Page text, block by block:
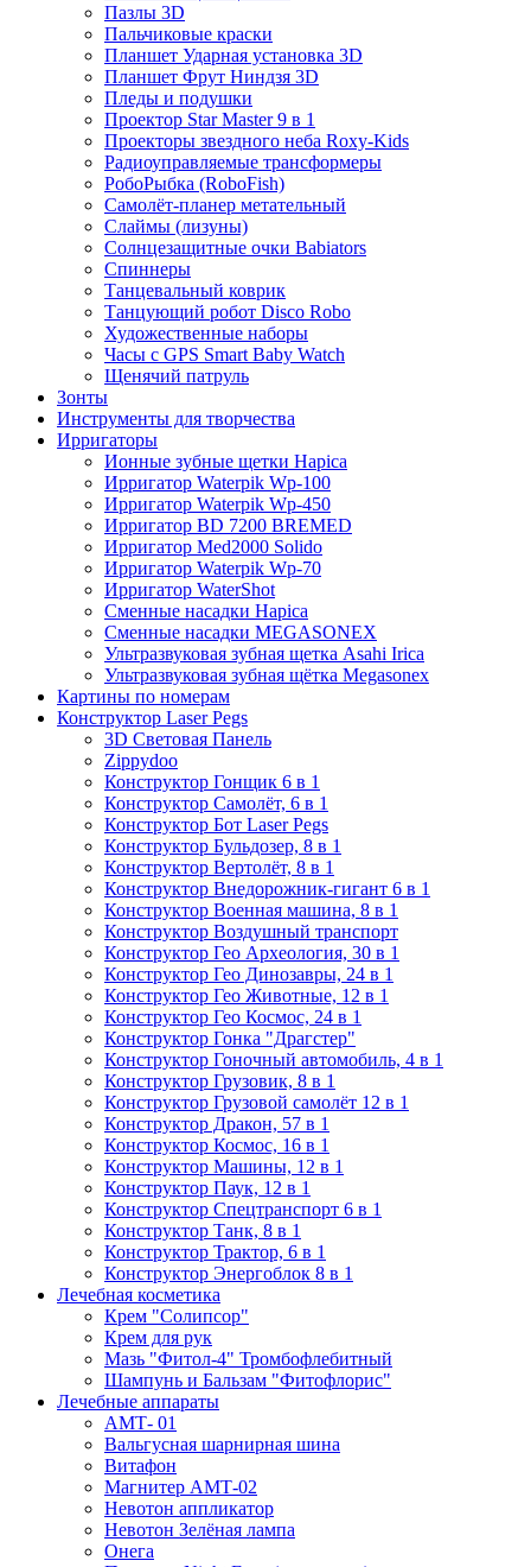
Пазлы 3D
Пальчиковые краски
Планшет Ударная установка 3D
Планшет Фрут Ниндзя 3D
Пледы и подушки
Проектор Star Master 9 в 1
Проекторы звездного неба Roxy-Kids
Радиоуправляемые трансформеры
РобоРыбка (RoboFish)
Самолёт-планер метательный
Слаймы (лизуны)
Солнцезащитные очки Babiators
Спиннеры
Танцевальный коврик
Танцующий робот Disco Robo
Художественные наборы
Часы с GPS Smart Baby Watch
Щенячий патруль
Зонты
Инструменты для творчества
Ирригаторы
Ионные зубные щетки Hapica
Ирригатор Waterpik Wp-100
Ирригатор Waterpik Wp-450
Ирригатор BD 7200 BREMED
Ирригатор Med2000 Solido
Ирригатор Waterpik Wp-70
Ирригатор WaterShot
Сменные насадки Hapica
Сменные насадки MEGASONEX
Ультразвуковая зубная щетка Asahi Irica
Ультразвуковая зубная щётка Megasonex
Картины по номерам
Конструктор Laser Pegs
3D Световая Панель
Zippydoo
Конструктор Гонщик 6 в 1
Конструктор Cамолёт, 6 в 1
Конструктор Бот Laser Pegs
Конструктор Бульдозер, 8 в 1
Конструктор Вертолёт, 8 в 1
Конструктор Внедорожник-гигант 6 в 1
Конструктор Военная машина, 8 в 1
Конструктор Воздушный транспорт
Конструктор Гео Археология, 30 в 1
Конструктор Гео Динозавры, 24 в 1
Конструктор Гео Животные, 12 в 1
Конструктор Гео Космос, 24 в 1
Конструктор Гонка "Драгстер"
Конструктор Гоночный автомобиль, 4 в 1
Конструктор Грузовик, 8 в 1
Конструктор Грузовой самолёт 12 в 1
Конструктор Дракон, 57 в 1
Конструктор Космос, 16 в 1
Конструктор Машины, 12 в 1
Конструктор Паук, 12 в 1
Конструктор Спецтранспорт 6 в 1
Конструктор Танк, 8 в 1
Конструктор Трактор, 6 в 1
Конструктор Энергоблок 8 в 1
Лечебная косметика
Крем "Солипсор"
Крем для рук
Мазь "Фитол-4" Тромбофлебитный
Шампунь и Бальзам "Фитофлорис"
Лечебные аппараты
АМТ- 01
Вальгусная шарнирная шина
Витафон
Магнитер АМТ-02
Невотон аппликатор
Невотон Зелёная лампа
Онега